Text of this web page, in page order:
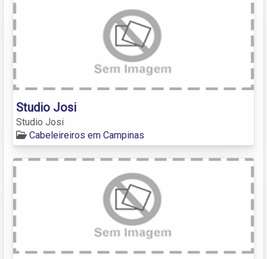
Studio Josi
Studio Josi
Cabeleireiros em Campinas